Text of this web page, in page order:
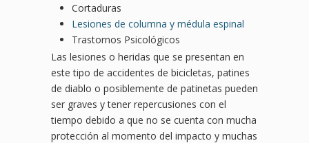
Cortaduras
Lesiones de columna y médula espinal
Trastornos Psicológicos
Las lesiones o heridas que se presentan en
este tipo de accidentes de bicicletas, patines
de diablo o posiblemente de patinetas pueden
ser graves y tener repercusiones con el
tiempo debido a que no se cuenta con mucha
protección al momento del impacto y muchas